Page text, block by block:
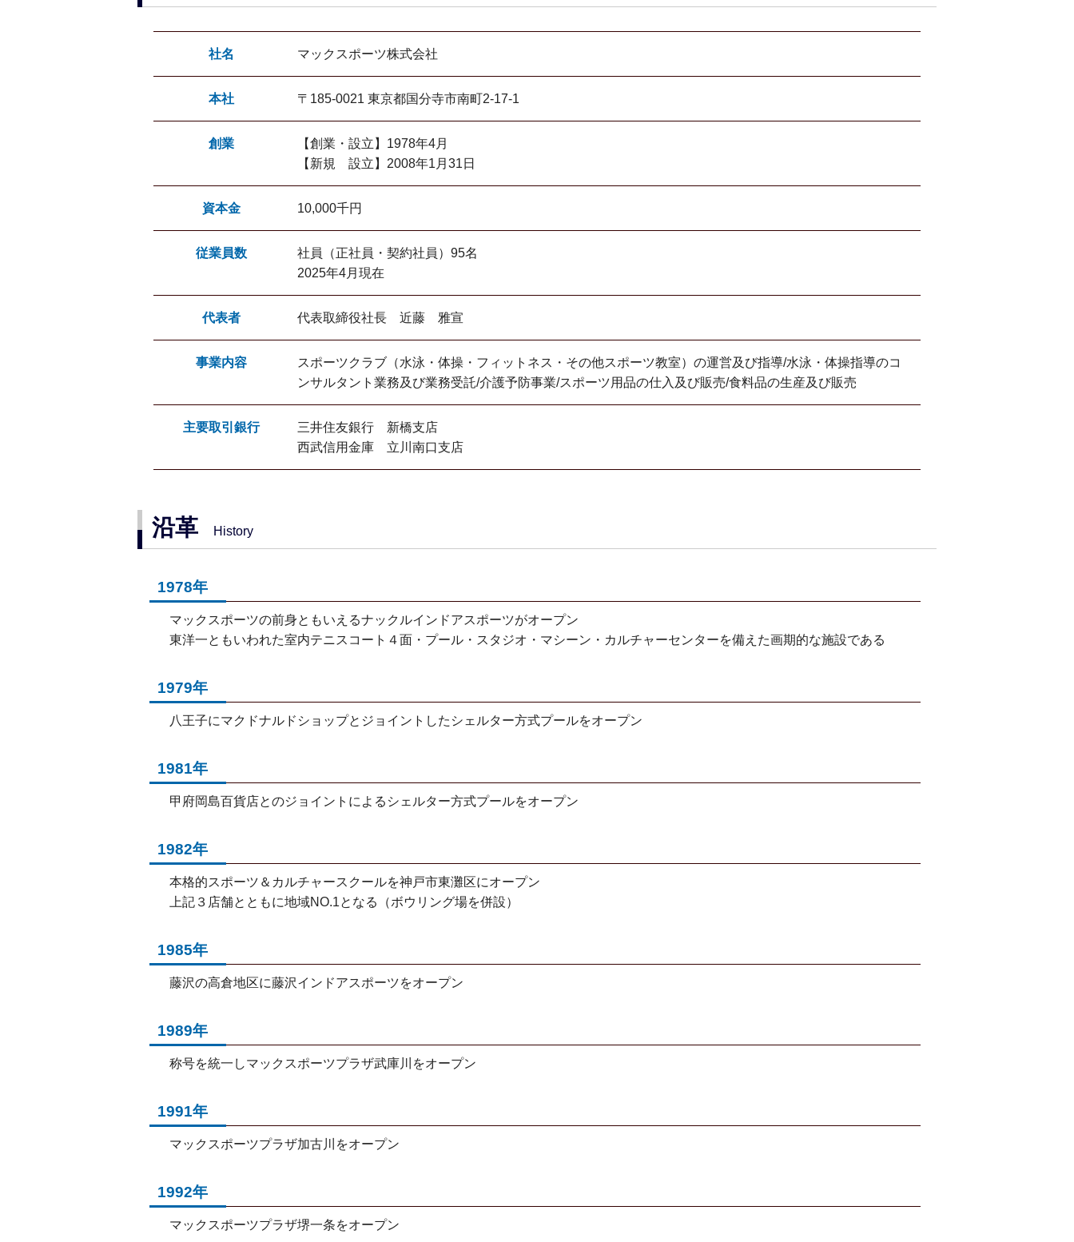
社名 マックスポーツ株式会社
本社 〒185-0021 東京都国分寺市南町2-17-1
創業
【創業・設立】1978年4月
【新規 設立】2008年1月31日
資本金 10,000千円
従業員数
社員（正社員・契約社員）95名
2025年4月現在
代表者 代表取締役社長 近藤 雅宣
事業内容
スポーツクラブ（水泳・体操・フィットネス・その他スポーツ教室）の運営及び指導/水泳・体操指導のコ
ンサルタント業務及び業務受託/介護予防事業/スポーツ用品の仕入及び販売/食料品の生産及び販売
主要取引銀行
三井住友銀行 新橋支店
西武信用金庫 立川南口支店
沿革 History
1978年
マックスポーツの前身ともいえるナックルインドアスポーツがオープン
東洋一ともいわれた室内テニスコート４面・プール・スタジオ・マシーン・カルチャーセンターを備えた画期的な施設である
1979年
八王子にマクドナルドショップとジョイントしたシェルター方式プールをオープン
1981年
甲府岡島百貨店とのジョイントによるシェルター方式プールをオープン
1982年
本格的スポーツ＆カルチャースクールを神戸市東灘区にオープン
上記３店舗とともに地域NO.1となる（ボウリング場を併設）
1985年
藤沢の高倉地区に藤沢インドアスポーツをオープン
1989年
称号を統一しマックスポーツプラザ武庫川をオープン
1991年
マックスポーツプラザ加古川をオープン
1992年
マックスポーツプラザ堺一条をオープン